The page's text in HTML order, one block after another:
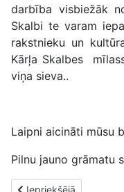
darbība visbiežāk
Skalbi te varam
rakstnieku un
Kārļa Skalbes
viņa sieva..
Laipni aicināti mūsu
Pilnu jauno grāmatu
Iepriekšējais raksts:
Iepriekšējā